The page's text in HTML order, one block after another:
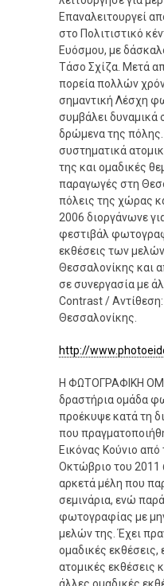
Επαναλειτουργεί
στο Πολιτιστικό
Ευόσμου, με
Τάσο Σχίζα. Μετά
πορεία πολλών
σημαντική Λέσχη
συμβάλει
δρώμενα της πόλης.
συστηματικά
της και ομαδικές
παραγωγές στη
πόλεις της χώρας
2006 διοργάνωνε
φεστιβάλ
εκθέσεις των
Θεσσαλονίκης και
σε συνεργασία με
Contrast /
Θεσσαλονίκης.
http://
Η ΦΩΤΟΓΡΑΦΙΚΗ
δραστήρια ομάδα
προέκυψε κατά τη
που
Εικόνας Κούνιο
Οκτώβριο του 2011
αρκετά μέλη που
σεμινάρια, ενώ
φωτογραφίας με
μελών της. Έχει
ομαδικές εκθέσεις,
ατομικές εκθέσεις